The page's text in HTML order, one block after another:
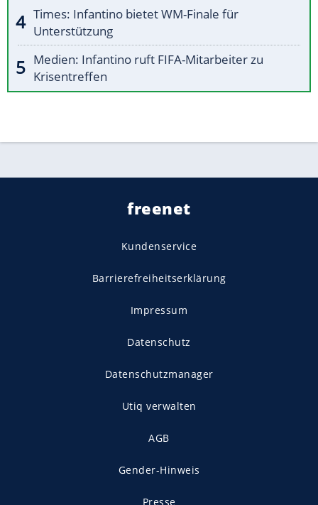
Times: Infantino bietet WM-Finale für
Unterstützung
Medien: Infantino ruft FIFA-Mitarbeiter zu
Krisentreffen
freenet
Kundenservice
Barrierefreiheitserklärung
Impressum
Datenschutz
Datenschutzmanager
Utiq verwalten
AGB
Gender-Hinweis
Presse